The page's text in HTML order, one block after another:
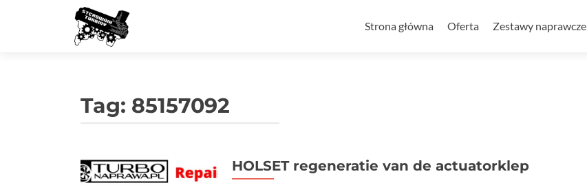
Strona główna
Oferta Zestawy naprawcze
Tag: 85157092
HOLSET regeneratie van de actuatorklep